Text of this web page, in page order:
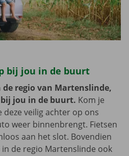
bij jou in de buurt
regio van Martenslinde,
jou in de buurt. Kom je
deze veilig achter op ons
weer binnenbrengt. Fietsen
aan het slot. Bovendien
de regio Martenslinde ook